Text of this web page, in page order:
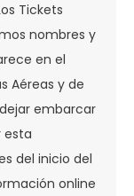
Tickets
nombres y
en el
Aéreas y de
embarcar
esta
del inicio del
online